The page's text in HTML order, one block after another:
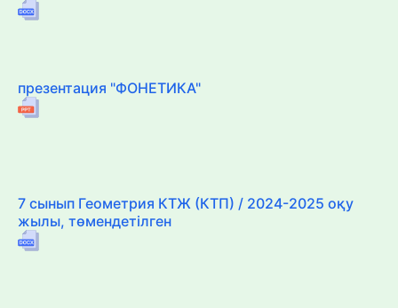
презентация "ФОНЕТИКА"
7 сынып Геометрия КТЖ (КТП) / 2024-2025 оқу
жылы, төмендетілген